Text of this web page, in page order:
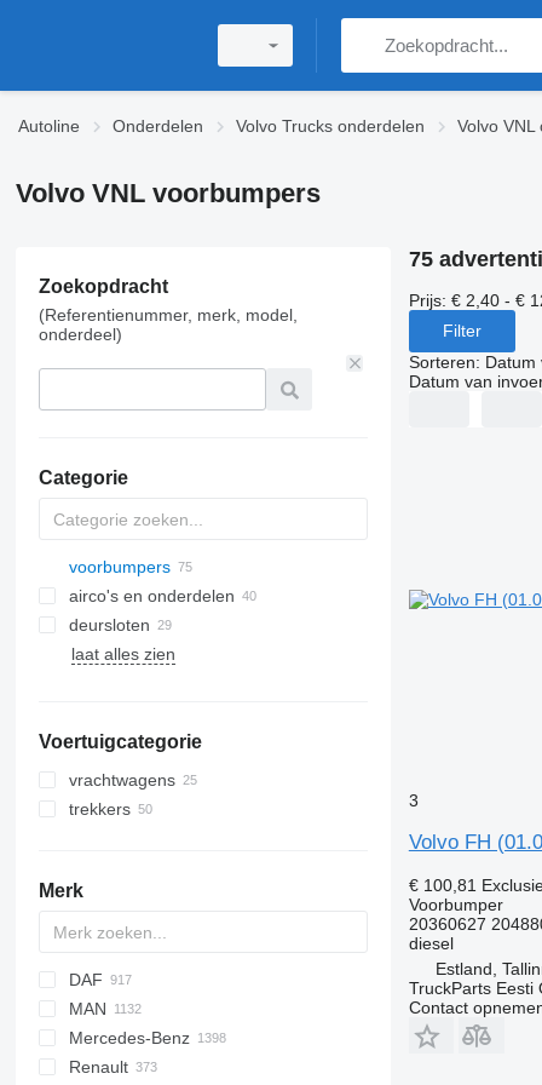
Autoline Onderdelen Volvo Trucks onderdelen Volvo VNL
Volvo VNL voorbumpers
Zoekopdracht
(Referentienummer, merk, model,
onderdeel)
Categorie
voorbumpers
airco's en onderdelen
airco condensoren
airconditioner slangen
deursloten
zijruiten
laat alles zien
Voertuigcategorie
vrachtwagens
trekkers
Merk
A-series
Q-series
7-Series
X-Series
Futura
Magiq
MAXIMA
SUPRA
VECTOR
Silverado
DAF
AS
CF
LF
AC
Doblo
Ducato
F-MAX
F-series
Transit
X-HiPro
Crossway
Daily
EuroCargo
Axer
Citelis
Crossway
I-series
XF
Grand Cherokee
Carnival
KMK
LTM
MAN
A-series
F90
Mercedes-Benz
A-Class
Canter
Cityliner
Atleon
Partner
Renault
75
Prijs: € 2,40 - €
Filter
Sorteren: Datum
Datum van
3
Volvo FH
€ 100,81
Voorbumper
20360627
diesel
Estland,
TruckParts Eesti
Contact